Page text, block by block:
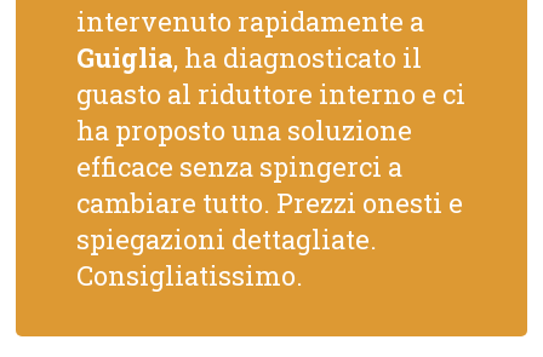
intervenuto rapidamente a
Guiglia, ha diagnosticato il
guasto al riduttore interno e ci
ha proposto una soluzione
efficace senza spingerci a
cambiare tutto. Prezzi onesti e
spiegazioni dettagliate.
Consigliatissimo.